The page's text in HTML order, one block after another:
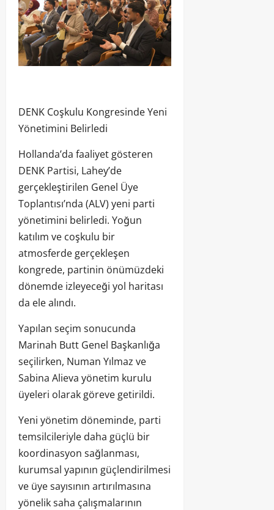
DENK Coşkulu Kongresinde Yeni
Yönetimini Belirledi
Hollanda’da faaliyet gösteren
DENK Partisi, Lahey’de
gerçekleştirilen Genel Üye
Toplantısı’nda (ALV) yeni parti
yönetimini belirledi. Yoğun
katılım ve coşkulu bir
atmosferde gerçekleşen
kongrede, partinin önümüzdeki
dönemde izleyeceği yol haritası
da ele alındı.
Yapılan seçim sonucunda
Marinah Butt Genel Başkanlığa
seçilirken, Numan Yılmaz ve
Sabina Alieva yönetim kurulu
üyeleri olarak göreve getirildi.
Yeni yönetim döneminde, parti
temsilcileriyle daha güçlü bir
koordinasyon sağlanması,
kurumsal yapının güçlendirilmesi
ve üye sayısının artırılmasına
yönelik saha çalışmalarının